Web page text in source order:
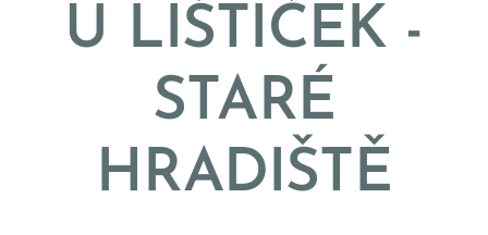
U LIŠTIČEK -
STARÉ
HRADIŠTĚ